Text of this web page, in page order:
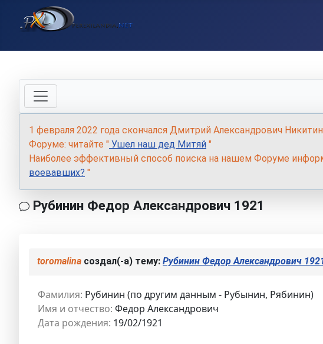
1 февраля 2022 года скончался Дмитрий Александрович
Форуме: читайте " Ушел наш дед Митяй "
Наиболее эффективный способ поиска на нашем Форуме
воевавших? "
Рубинин Федор Александрович 1921
toromalina создал(-а) тему: Рубинин Федор Александрович
Фамилия: Рубинин (по другим данным - Рубынин, Рябинин)
Имя и отчество: Федор Александрович
Дата рождения: 19/02/1921